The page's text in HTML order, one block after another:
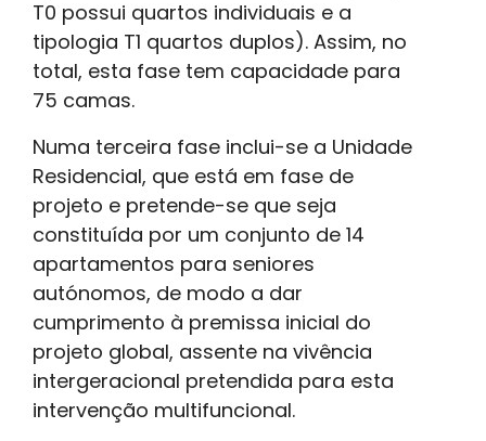
T0 possui quartos individuais e a
tipologia T1 quartos duplos). Assim, no
total, esta fase tem capacidade para
75 camas.
Numa terceira fase inclui-se a Unidade
Residencial, que está em fase de
projeto e pretende-se que seja
constituída por um conjunto de 14
apartamentos para seniores
autónomos, de modo a dar
cumprimento à premissa inicial do
projeto global, assente na vivência
intergeracional pretendida para esta
intervenção multifuncional.